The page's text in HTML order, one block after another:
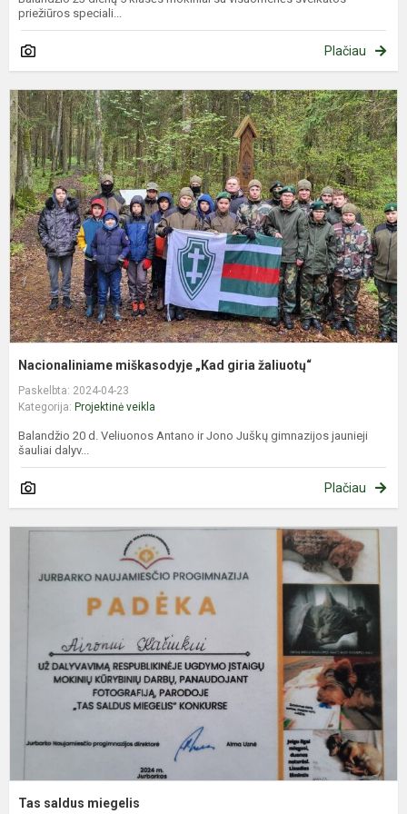
priežiūros speciali...
Plačiau
Nacionaliniame miškasodyje „Kad giria žaliuotų“
Paskelbta: 2024-04-23
Kategorija: Projektinė veikla
Balandžio 20 d. Veliuonos Antano ir Jono Juškų gimnazijos jaunieji
šauliai dalyv...
Plačiau
Tas saldus miegelis